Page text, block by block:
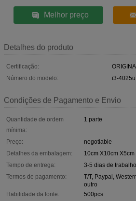
Melhor preço
Detalhes do produto
Certificação:
Número do modelo:
i3-
Condições de Pagamento e Envio
Quantidade de ordem
mínima:
1 parte
Preço:
negotiable
Detalhes da embalagem:
10cm X10cm X5cm
Tempo de entrega:
3-5 dias de trabalho
Termos de pagamento:
T/T, Paypal,
outro
Habilidade da fonte:
500pcs